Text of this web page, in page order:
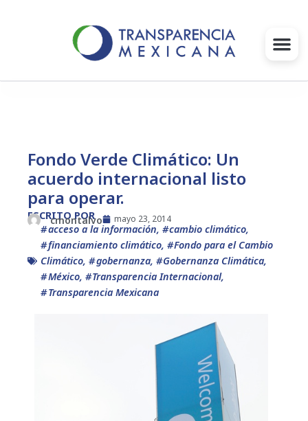
Intervenciones
Súmate
Infórmate
Fondo Verde Climático: Un
acuerdo internacional listo
para operar.
ESCRITO POR
cmontalvo mayo 23, 2014
acceso a la información, cambio climático,
financiamiento climático,
Fondo para el Cambio
Climático, gobernanza, Gobernanza Climática,
México, Transparencia Internacional,
Transparencia Mexicana